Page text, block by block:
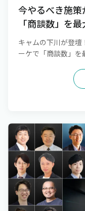
今やるべき施
「商談数」を
キャムの下川が登
ーケで「商談数」